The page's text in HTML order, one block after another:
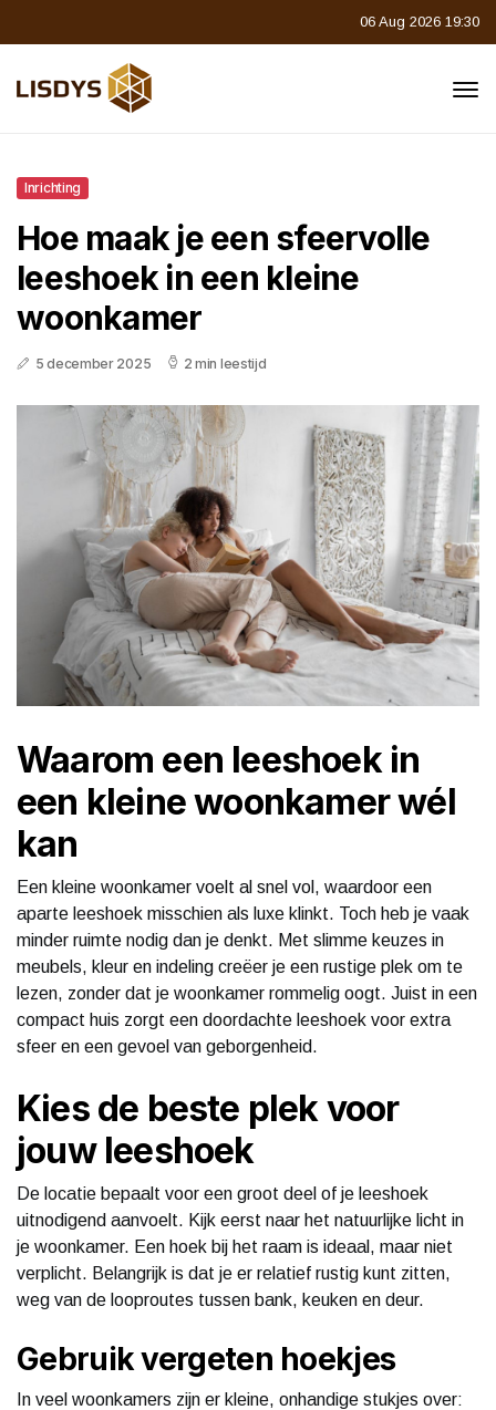
06 Aug 2026 19:30
Inrichting
Hoe maak je een sfeervolle
leeshoek in een kleine
woonkamer
5 december 2025 2 min leestijd
Waarom een leeshoek in
een kleine woonkamer wél
kan
Een kleine woonkamer voelt al snel vol, waardoor een
aparte leeshoek misschien als luxe klinkt. Toch heb je vaak
minder ruimte nodig dan je denkt. Met slimme keuzes in
meubels, kleur en indeling creëer je een rustige plek om te
lezen, zonder dat je woonkamer rommelig oogt. Juist in een
compact huis zorgt een doordachte leeshoek voor extra
sfeer en een gevoel van geborgenheid.
Kies de beste plek voor
jouw leeshoek
De locatie bepaalt voor een groot deel of je leeshoek
uitnodigend aanvoelt. Kijk eerst naar het natuurlijke licht in
je woonkamer. Een hoek bij het raam is ideaal, maar niet
verplicht. Belangrijk is dat je er relatief rustig kunt zitten,
weg van de looproutes tussen bank, keuken en deur.
Gebruik vergeten hoekjes
In veel woonkamers zijn er kleine, onhandige stukjes over: